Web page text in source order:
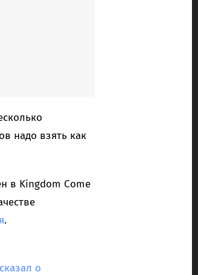
надо взять как
в Kingdom Come
.
о